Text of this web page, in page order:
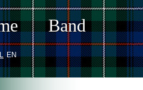
Band
en